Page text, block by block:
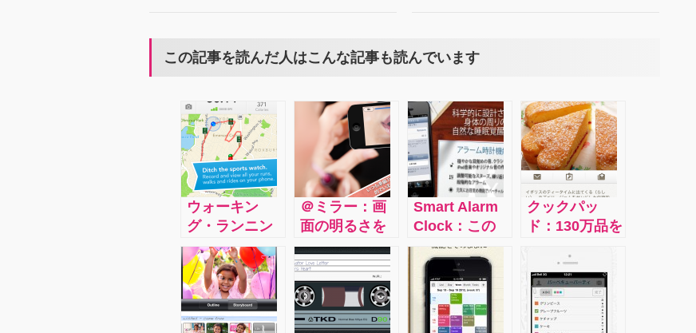
この記事を読んだ人はこんな記事も読んでいます
ウォーキン
グ・ランニン
グなどをする
人におすすめ
RunKeeper距
離や消費カロ
リーを把握し
＠ミラー：画
面の明るさを
調節して顔の
色がくっきり
見え、すっぴ
んだとちょっ
と引くほど毛
Smart Alarm
Clock：この
アプリは各自
の睡眠パター
ンをモニタリ
ングして、身
体的に起きる
クックパッ
ド：130万品を
のレシピか
ら、ぴったり
のレシピが見
つかる。実際